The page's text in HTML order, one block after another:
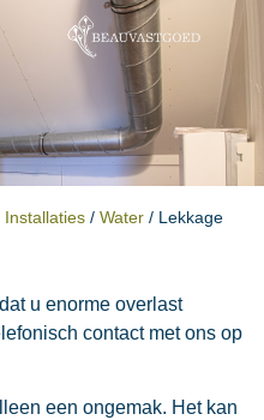
Installaties / Water / Lekkage
u enorme overlast
contact met ons op
een ongemak. Het kan